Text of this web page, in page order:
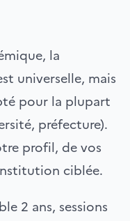
la
universelle, mais
pour la plupart
préfecture).
profil, de vos
ciblée.
2 ans, sessions